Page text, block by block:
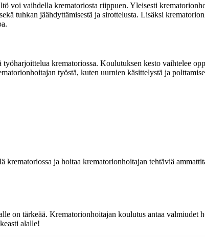
voi vaihdella krematoriosta riippuen. Yleisesti
tuhkan jäähdyttämisestä ja sirottelusta. Lisäksi
krematoriossa. Koulutuksen kesto vaihtelee
työstä, kuten uurnien käsittelystä ja
ja hoitaa krematorionhoitajan tehtäviä
on tärkeää. Krematorionhoitajan koulutus antaa valmiudet
alalle!